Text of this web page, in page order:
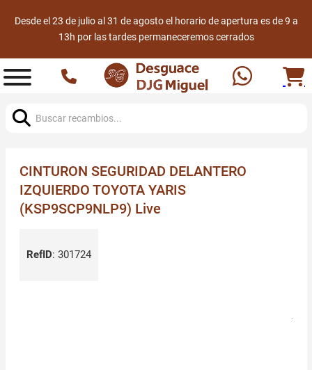
Desde el 23 de julio al 31 de agosto el horario de apertura es de 9 a
13h por las tardes permaneceremos cerrados
CINTURON SEGURIDAD DELANTERO
IZQUIERDO TOYOTA YARIS
(KSP9SCP9NLP9) Live
RefID: 301724